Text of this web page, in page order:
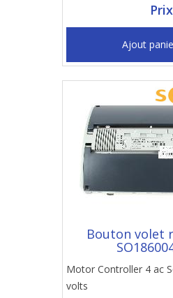
Ajout
Bouton volet
Motor Controller 4 ac
volts